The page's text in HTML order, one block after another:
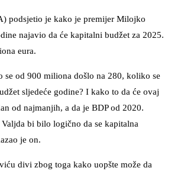
podsjetio je kako je premijer Milojko
najavio da će kapitalni budžet za 2025.
eura.
se od 900 miliona došlo na 280, koliko se
sljedeće godine? I kako to da će ovaj
od najmanjih, a da je BDP od 2020.
bi bilo logično da se kapitalna
je on.
divi zbog toga kako uopšte može da